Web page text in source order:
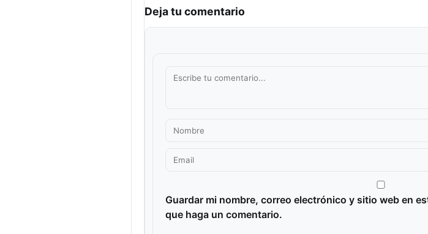
Deja tu comentario
Guardar mi nombre, correo electrónico y sitio web en
que haga un comentario.